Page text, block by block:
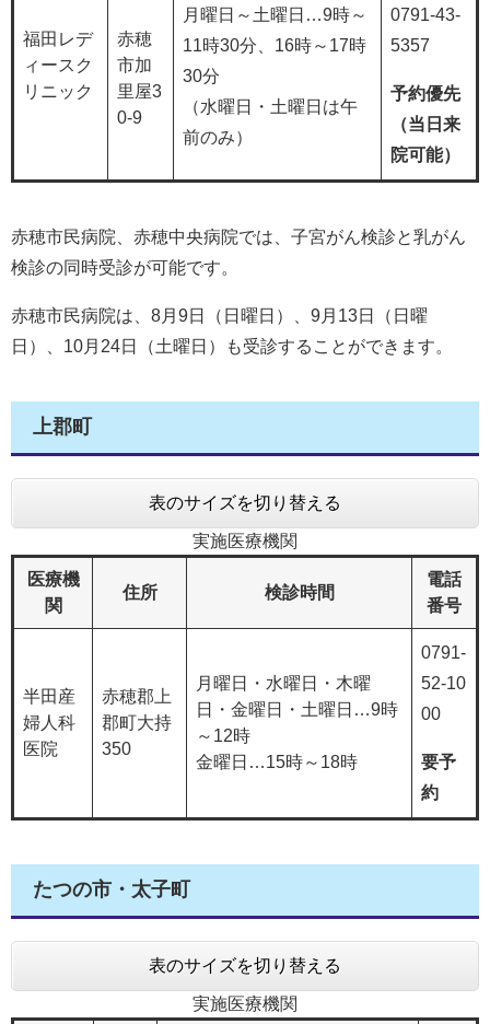
福田レデ
ィースク
リニック
赤穂
市加
里屋3
0-9
月曜日～土曜日…9時～
11時30分、16時～17時
30分
（水曜日・土曜日は午
前のみ）
0791-43-
5357
予約優先
（当日来
院可能）
赤穂市民病院、赤穂中央病院では、子宮がん検診と乳がん
検診の同時受診が可能です。
赤穂市民病院は、8月9日（日曜日）、9月13日（日曜
日）、10月24日（土曜日）も受診することができます。
上郡町
表のサイズを切り替える
実施医療機関
医療機
関
住所 検診時間
電話
番号
半田産
婦人科
医院
赤穂郡上
郡町大持
350
月曜日・水曜日・木曜
日・金曜日・土曜日…9時
～12時
金曜日…15時～18時
0791-
52-10
00
要予
約
たつの市・太子町
表のサイズを切り替える
実施医療機関